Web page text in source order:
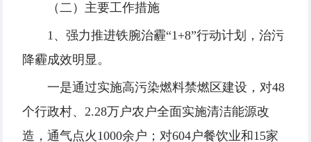
（二）主要工作措施
1、强力推进铁腕治霾“1+8”行动计划，治污
降霾成效明显。
一是通过实施高污染燃料禁燃区建设，对48
个行政村、2.28万户农户全面实施清洁能源改
造，通气点火1000余户；对604户餐饮业和15家